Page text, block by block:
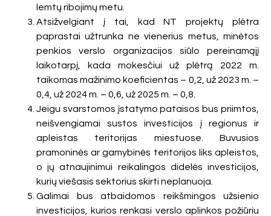
lemtų ribojimų metu.
Atsižvelgiant į tai, kad NT projektų plėtra
paprastai užtrunka ne vienerius metus, minėtos
penkios verslo organizacijos siūlo pereinamąjį
laikotarpį, kada mokesčiui už plėtrą 2022 m.
taikomas mažinimo koeficientas – 0,2, už 2023 m. –
0,4, už 2024 m. – 0,6, už 2025 m. – 0,8.
Jeigu svarstomos įstatymo pataisos bus priimtos,
neišvengiamai sustos investicijos į regionus ir
apleistas teritorijas miestuose. Buvusios
pramoninės ar gamybinės teritorijos liks apleistos,
o jų atnaujinimui reikalingos didelės investicijos,
kurių viešasis sektorius skirti neplanuoja.
Galimai bus atbaidomos reikšmingos užsienio
investicijos, kurios renkasi verslo aplinkos požiūriu